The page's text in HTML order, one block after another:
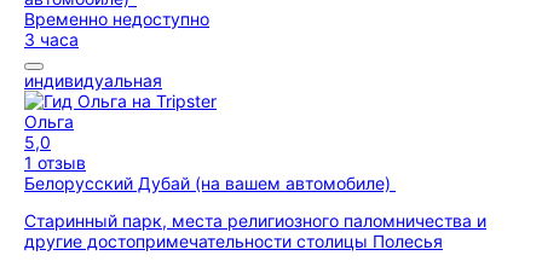
Временно недоступно
3 часа
индивидуальная
Ольга
5,0
1 отзыв
Белорусский Дубай (на вашем автомобиле)
Старинный парк, места религиозного паломничества и
другие достопримечательности столицы Полесья